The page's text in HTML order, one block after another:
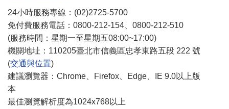
24小時服務專線：(02)2725-5700
免付費服務電話：0800-212-154、0800-212-510
(服務時間：星期一至星期五08:00~17:00)
機關地址：110205臺北市信義區忠孝東路五段 222 號
(交通與位置)
建議瀏覽器：Chrome、Firefox、Edge、IE 9.0以上版
本
最佳瀏覽解析度為1024x768以上